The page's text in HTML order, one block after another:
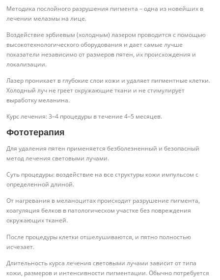
Методика послойного разрушения пигмента – одна из новейших в
лечении мелазмы на лице.
Воздействие эрбиевым (холодным) лазером проводится с помощью
высокотехнологического оборудования и дает самые лучше
показатели независимо от размеров пятен, их происхождения и
локализации.
Лазер проникает в глубокие слои кожи и удаляет пигментные клетки.
Холодный луч не греет окружающие ткани и не стимулирует
выработку меланина.
Курс лечения: 3–4 процедуры в течение 4–5 месяцев.
Фототерапия
Для удаления пятен применяется безболезненный и безопасный
метод лечения световыми лучами.
Суть процедуры: воздействие на все структуры кожи импульсом с
определенной длиной.
От нагревания в меланоцитах происходит разрушение пигмента,
коагуляция белков в патологическом участке без повреждения
окружающих тканей.
После процедуры клетки отшелушиваются, и пятно полностью
исчезает.
Длительность курса лечения световыми лучами зависит от типа
кожи, размеров и интенсивности пигментации. Обычно потребуется